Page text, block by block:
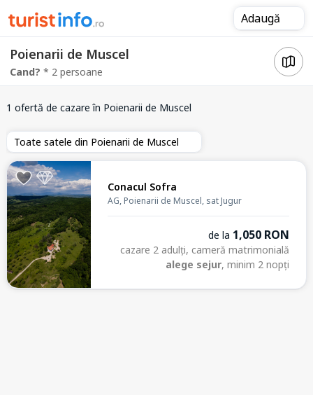
Adaugă
Poienarii de Muscel
Cand? * 2 persoane
1 ofertă de cazareîn Poienarii de Muscel
Toate satele din Poienarii de Muscel
Conacul Sofra
AG, Poienarii de Muscel, sat Jugur
de la 1,050 RON
cazare 2 adulți, cameră matrimonială
alege sejur, minim 2 nopți